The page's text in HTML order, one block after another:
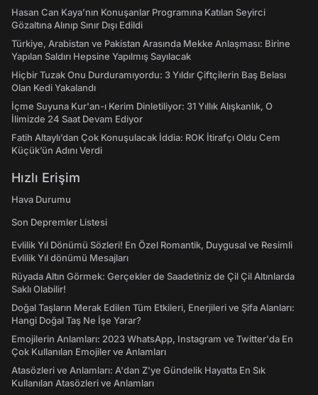
Hasan Can Kaya’nın Konuşanlar Programına Katılan Seyirci
Gözaltına Alınıp Sınır Dışı Edildi
Türkiye, Arabistan ve Pakistan Arasında Mekke Anlaşması: Birine
Yapılan Saldırı Hepsine Yapılmış Sayılacak
Hiçbir Tuzak Onu Durduramıyordu: 3 Yıldır Çiftçilerin Baş Belası
Olan Kedi Yakalandı
İçme Suyuna Kur'an-ı Kerim Dinletiliyor: 31 Yıllık Alışkanlık, O
İlimizde 24 Saat Devam Ediyor
Fatih Altaylı’dan Çok Konuşulacak İddia: ROK İtirafçı Oldu Cem
Küçük’ün Adını Verdi
Hızlı Erişim
Hava Durumu
Son Depremler Listesi
Evlilik Yıl Dönümü Sözleri! En Özel Romantik, Duygusal ve Resimli
Evlilik Yıl dönümü Mesajları
Rüyada Altın Görmek: Gerçekler de Saadetiniz de Çil Çil Altınlarda
Saklı Olabilir!
Doğal Taşların Merak Edilen Tüm Etkileri, Enerjileri ve Şifa Alanları:
Hangi Doğal Taş Ne İşe Yarar?
Emojilerin Anlamları: 2023 WhatsApp, Instagram ve Twitter'da En
Çok Kullanılan Emojiler ve Anlamları
Atasözleri ve Anlamları: A'dan Z'ye Gündelik Hayatta En Sık
Kullanılan Atasözleri ve Anlamları